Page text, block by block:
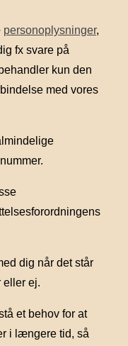
personoplysninger,
fx svare på
kun den
med vores
dig når det står
eller ej.
et behov for at
i længere tid, så